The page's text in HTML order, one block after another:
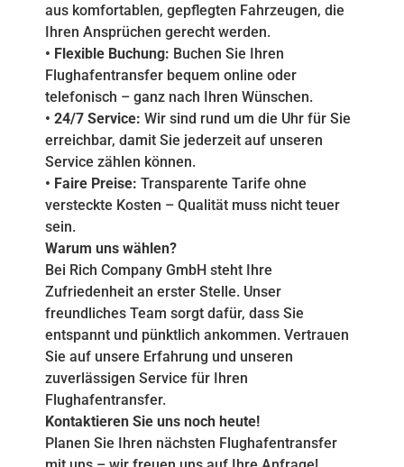
aus komfortablen, gepflegten Fahrzeugen, die
Ihren Ansprüchen gerecht werden.
• Flexible Buchung: Buchen Sie Ihren
Flughafentransfer bequem online oder
telefonisch – ganz nach Ihren Wünschen.
• 24/7 Service: Wir sind rund um die Uhr für Sie
erreichbar, damit Sie jederzeit auf unseren
Service zählen können.
• Faire Preise: Transparente Tarife ohne
versteckte Kosten – Qualität muss nicht teuer
sein.
Warum uns wählen?
Bei Rich Company GmbH steht Ihre
Zufriedenheit an erster Stelle. Unser
freundliches Team sorgt dafür, dass Sie
entspannt und pünktlich ankommen. Vertrauen
Sie auf unsere Erfahrung und unseren
zuverlässigen Service für Ihren
Flughafentransfer.
Kontaktieren Sie uns noch heute!
Planen Sie Ihren nächsten Flughafentransfer